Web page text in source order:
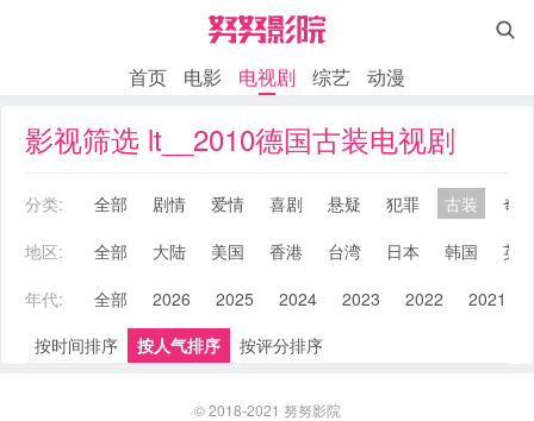

首页 电影 电视剧 综艺 动漫
影视筛选 lt__2010德国古装电视剧
分类: 全部 剧情 爱情 喜剧 悬疑 犯罪 古装
奇
地区:
全部 大陆 美国 香港 台湾 日本 韩国
英
年代:
全部 2026 2025 2024 2023 2022 2021
按时间排序
按人气排序 按评分排序
© 2018-2021 努努影院